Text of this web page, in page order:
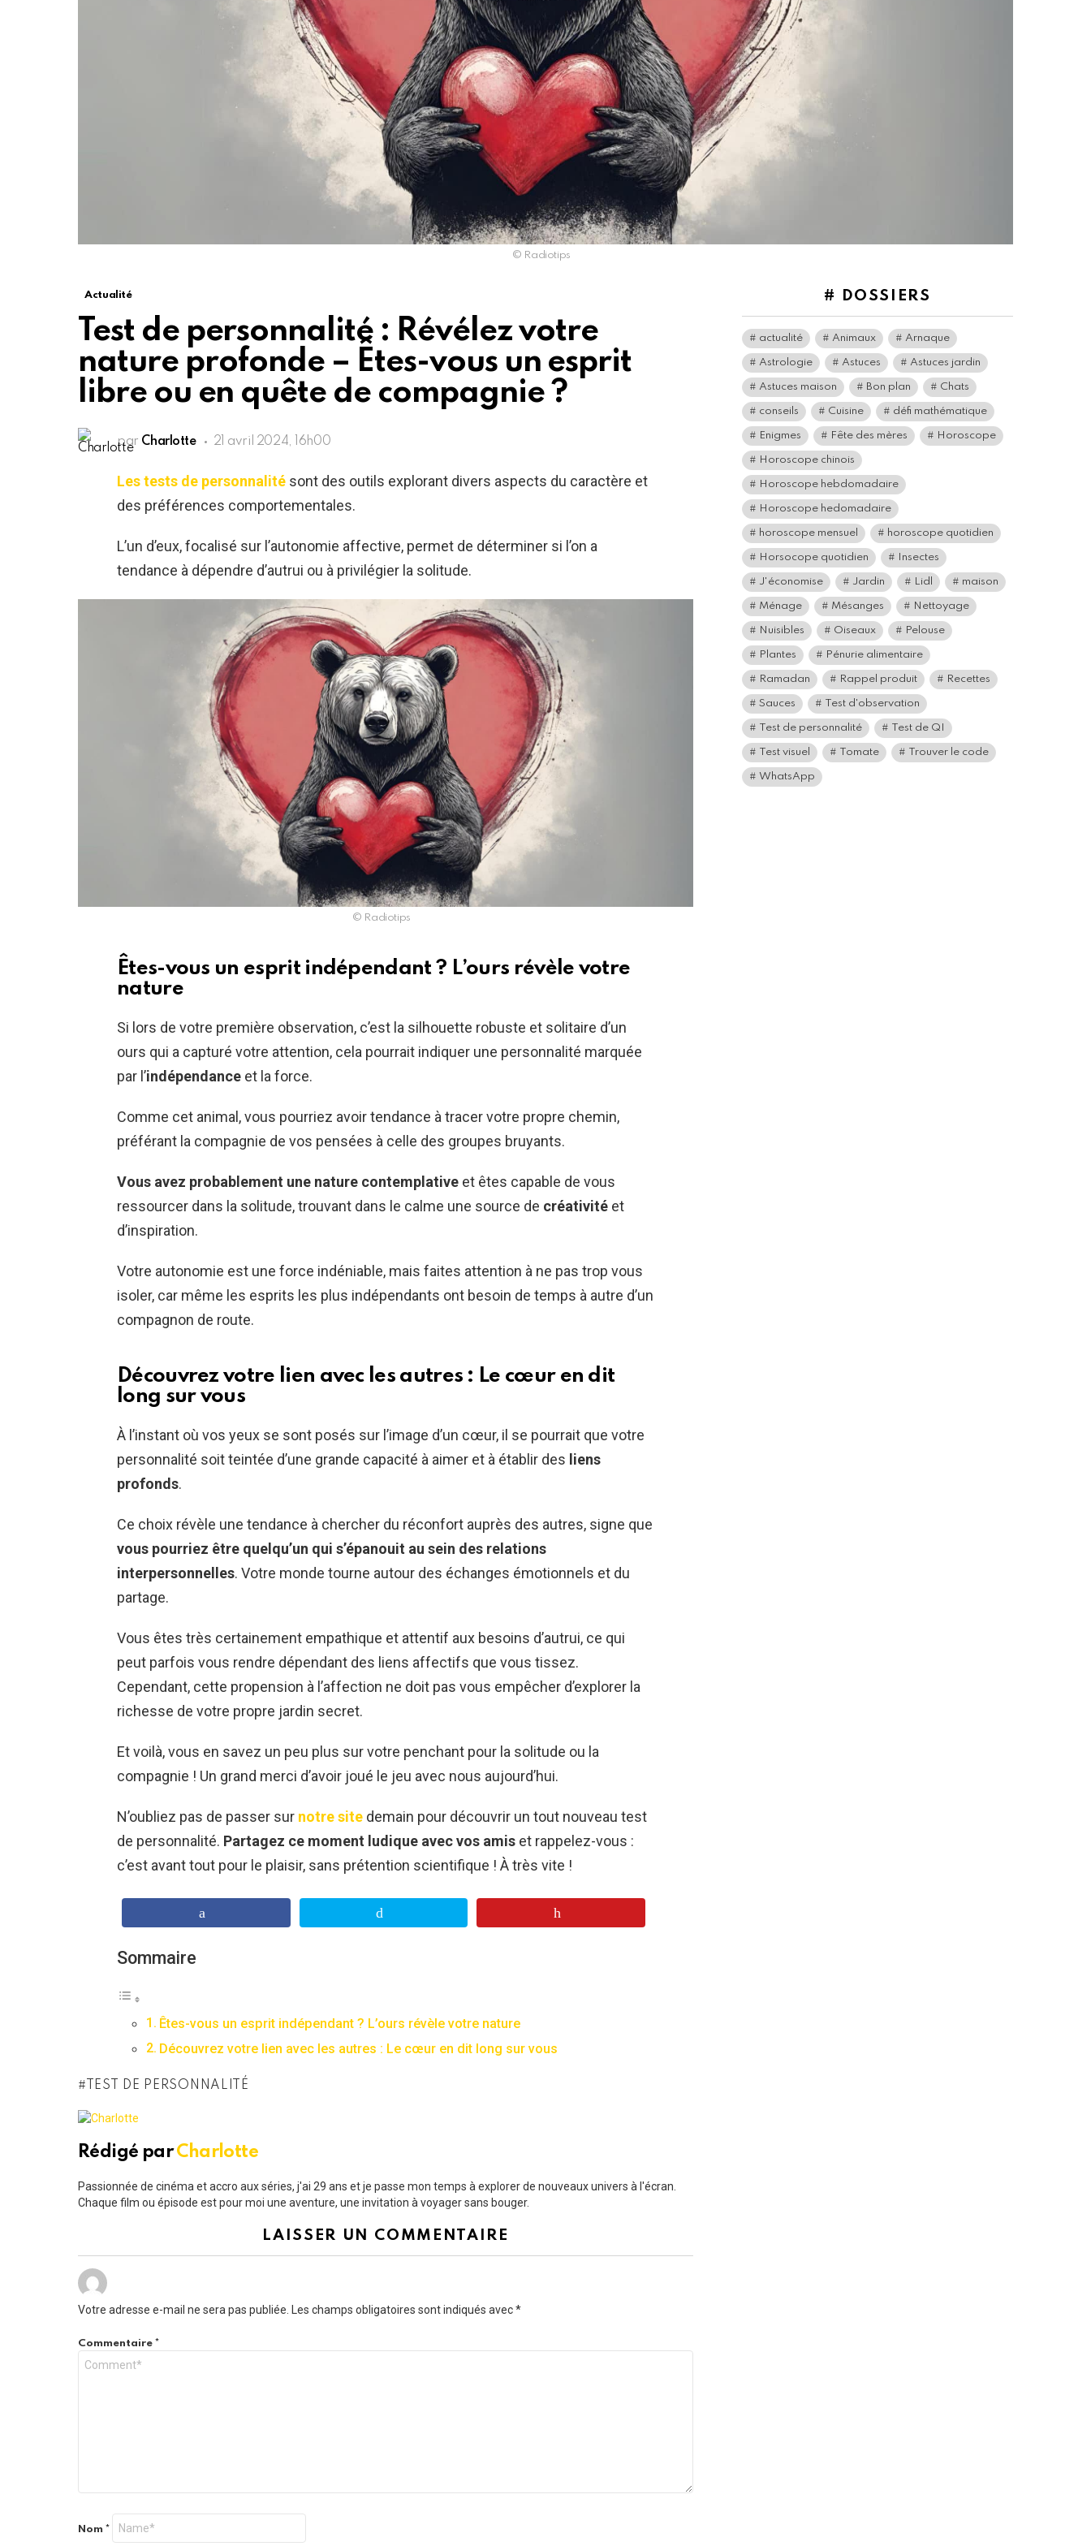
© Radiotips
Actualité
Test de personnalité : Révélez votre
nature profonde – Êtes-vous un esprit
libre ou en quête de compagnie ?
par Charlotte 21 avril 2024, 16h00
Les tests de personnalité sont des outils explorant divers aspects du caractère et
des préférences comportementales.
L’un d’eux, focalisé sur l’autonomie affective, permet de déterminer si l’on a
tendance à dépendre d’autrui ou à privilégier la solitude.
© Radiotips
Êtes-vous un esprit indépendant ? L’ours révèle votre
nature
Si lors de votre première observation, c’est la silhouette robuste et solitaire d’un
ours qui a capturé votre attention, cela pourrait indiquer une personnalité marquée
par l’indépendance et la force.
Comme cet animal, vous pourriez avoir tendance à tracer votre propre chemin,
préférant la compagnie de vos pensées à celle des groupes bruyants.
Vous avez probablement une nature contemplative et êtes capable de vous
ressourcer dans la solitude, trouvant dans le calme une source de créativité et
d’inspiration.
Votre autonomie est une force indéniable, mais faites attention à ne pas trop vous
isoler, car même les esprits les plus indépendants ont besoin de temps à autre d’un
compagnon de route.
Découvrez votre lien avec les autres : Le cœur en dit
long sur vous
À l’instant où vos yeux se sont posés sur l’image d’un cœur, il se pourrait que votre
personnalité soit teintée d’une grande capacité à aimer et à établir des liens
profonds.
Ce choix révèle une tendance à chercher du réconfort auprès des autres, signe que
vous pourriez être quelqu’un qui s’épanouit au sein des relations
interpersonnelles. Votre monde tourne autour des échanges émotionnels et du
partage.
Vous êtes très certainement empathique et attentif aux besoins d’autrui, ce qui
peut parfois vous rendre dépendant des liens affectifs que vous tissez.
Cependant, cette propension à l’affection ne doit pas vous empêcher d’explorer la
richesse de votre propre jardin secret.
Et voilà, vous en savez un peu plus sur votre penchant pour la solitude ou la
compagnie ! Un grand merci d’avoir joué le jeu avec nous aujourd’hui.
N’oubliez pas de passer sur notre site demain pour découvrir un tout nouveau test
de personnalité. Partagez ce moment ludique avec vos amis et rappelez-vous :
c’est avant tout pour le plaisir, sans prétention scientifique ! À très vite !
Sommaire
Êtes-vous un esprit indépendant ? L’ours révèle votre nature
Découvrez votre lien avec les autres : Le cœur en dit long sur vous
TEST DE PERSONNALITÉ
Rédigé parCharlotte
Passionnée de cinéma et accro aux séries, j'ai 29 ans et je passe mon temps à explorer de nouveaux univers à l'écran.
Chaque film ou épisode est pour moi une aventure, une invitation à voyager sans bouger.
LAISSER UN COMMENTAIRE
Votre adresse e-mail ne sera pas publiée. Les champs obligatoires sont indiqués avec*
Commentaire *
Nom *
# DOSSIERS
actualité Animaux Arnaque
Astrologie Astuces Astuces jardin
Astuces maison Bon plan Chats
conseils Cuisine défi mathématique
Enigmes Fête des mères Horoscope
Horoscope chinois
Horoscope hebdomadaire
Horoscope hedomadaire
horoscope mensuel horoscope quotidien
Horsocope quotidien Insectes
J'économise Jardin Lidl maison
Ménage Mésanges Nettoyage
Nuisibles Oiseaux Pelouse
Plantes Pénurie alimentaire
Ramadan Rappel produit Recettes
Sauces Test d'observation
Test de personnalité Test de QI
Test visuel Tomate Trouver le code
WhatsApp